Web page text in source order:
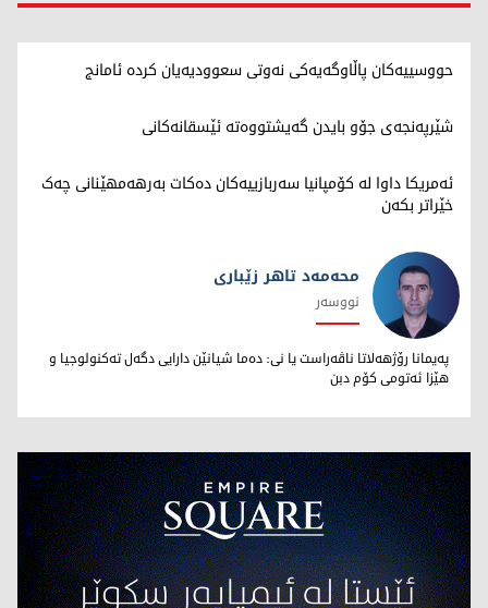
حووسییەکان پاڵاوگەیەکی نەوتی سعوودیەیان کردە ئامانج
شێرپەنجەی جۆو بایدن گەیشتووەتە ئێسقانەکانی
ئەمریکا داوا لە کۆمپانیا سەربازییەکان دەکات بەرهەمهێنانی چەک
خێراتر بکەن
محەمەد تاهر زێبارى
محەمەد تاهر زێبارى
نووسەر
پەیمانا رۆژهەلاتا ناڤەراست یا نى: دەما شیانێن دارایى دگەل تەکنولوجیا و
هێزا ئەتومى کۆم دبن